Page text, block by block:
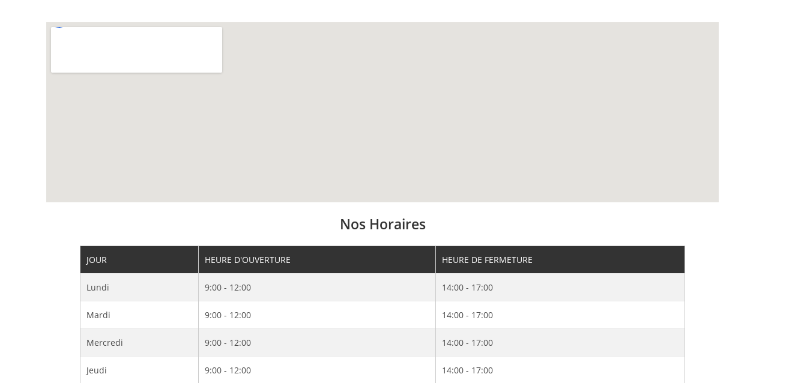
Nos Horaires
JOUR HEURE D'OUVERTURE HEURE DE FERMETURE
Lundi 9:00 - 12:00 14:00 - 17:00
Mardi 9:00 - 12:00 14:00 - 17:00
Mercredi 9:00 - 12:00 14:00 - 17:00
Jeudi 9:00 - 12:00 14:00 - 17:00